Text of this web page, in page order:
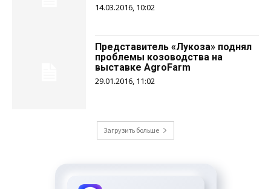
14.03.2016, 10:02
Представитель «Лукоза» поднял
проблемы козоводства на
выставке AgroFarm
29.01.2016, 11:02
Загрузить больше